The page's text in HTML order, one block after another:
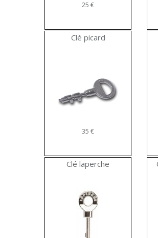
25 €
Clé picard
35 €
Clé laperche